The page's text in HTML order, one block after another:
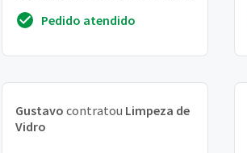
preço, pois não...
Pedido atendido
Gustavo contratou Limpeza de
Vidro